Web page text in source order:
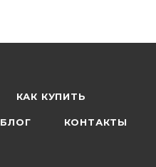
КАК КУПИТЬ
БЛОГ КОНТАКТЫ